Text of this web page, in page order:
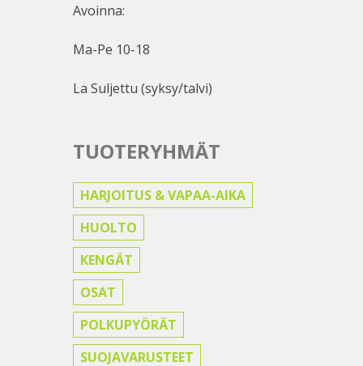
Avoinna:
Ma-Pe 10-18
La Suljettu (syksy/talvi)
TUOTERYHMÄT
HARJOITUS & VAPAA-AIKA
HUOLTO
KENGÄT
OSAT
POLKUPYÖRÄT
SUOJAVARUSTEET